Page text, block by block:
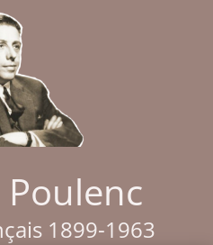
Poulenc
1899-1963